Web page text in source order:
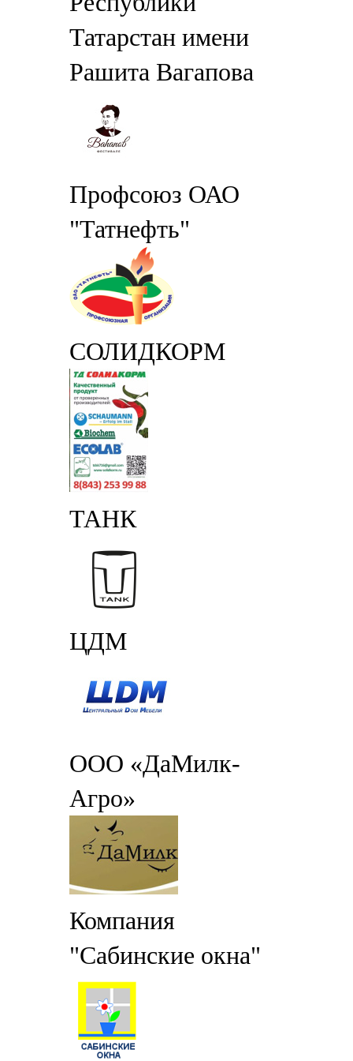
Татарстан имени
Рашита Вагапова
Профсоюз ОАО
"Татнефть"
СОЛИДКОРМ
ТАНК
ЦДМ
ООО «ДаМилк-
Агро»
Компания
"Сабинские окна"